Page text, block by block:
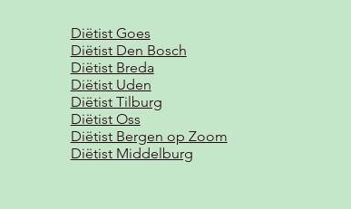
Diëtist Goes
Diëtist Den Bosch
Diëtist Breda
Diëtist Uden
Diëtist Tilburg
Diëtist Oss
Diëtist Bergen op Zoom
Diëtist Middelburg